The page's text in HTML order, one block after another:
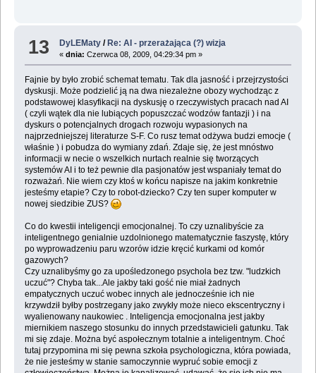
13 DyLEMaty / Re: AI - przerażająca (?) wizja
«dnia: Czerwca 08, 2009, 04:29:34 pm »
Fajnie by było zrobić schemat tematu. Tak dla jasność i przejrzystości
dyskusji. Może podzielić ją na dwa niezależne obozy wychodząc z
podstawowej klasyfikacji na dyskusję o rzeczywistych pracach nad AI
( czyli wątek dla nie lubiących popuszczać wodzów fantazji ) i na
dyskurs o potencjalnych drogach rozwoju wypasionych na
najprzedniejszej literaturze S-F. Co rusz temat odżywa budzi emocje (
właśnie ) i pobudza do wymiany zdań. Zdaje się, że jest mnóstwo
informacji w necie o wszelkich nurtach realnie się tworzących
systemów AI i to też pewnie dla pasjonatów jest wspaniały temat do
rozważań. Nie wiem czy ktoś w końcu napisze na jakim konkretnie
jesteśmy etapie? Czy to robot-dziecko? Czy ten super komputer w
nowej siedzibie ZUS?
Co do kwestii inteligencji emocjonalnej. To czy uznalibyście za
inteligentnego genialnie uzdolnionego matematycznie faszystę, który
po wyprowadzeniu paru wzorów idzie kręcić kurkami od komór
gazowych?
Czy uznalibyśmy go za upośledzonego psychola bez tzw. "ludzkich
uczuć"? Chyba tak...Ale jakby taki gość nie miał żadnych
empatycznych uczuć wobec innych ale jednocześnie ich nie
krzywdził byłby postrzegany jako zwykły może nieco ekscentryczny i
wyalienowany naukowiec . Inteligencja emocjonalna jest jakby
miernikiem naszego stosunku do innych przedstawicieli gatunku. Tak
mi się zdaje. Można być aspołecznym totalnie a inteligentnym. Choć
tutaj przypomina mi się pewna szkoła psychologiczna, która powiada,
że nie jesteśmy w stanie samoczynnie wypruć sobie emocji z